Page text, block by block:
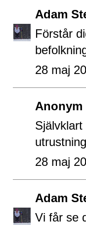
Adam
Förstår
28 maj
Anonym
28 maj
Adam
Vi får se